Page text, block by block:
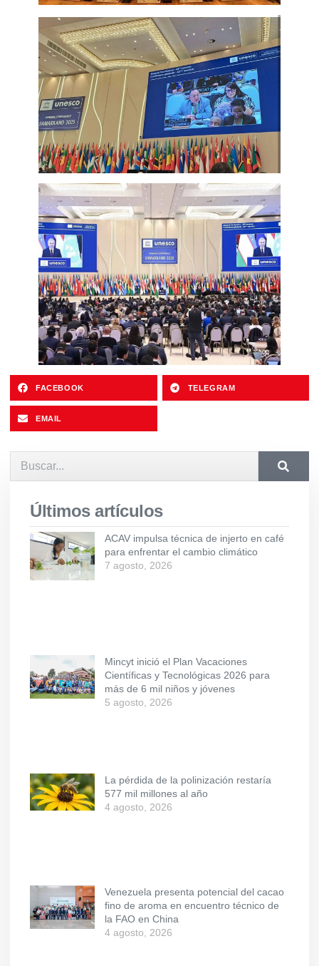
FACEBOOK TELEGRAM
EMAIL
Últimos artículos
ACAV impulsa técnica de injerto en café
para enfrentar el cambio climático
7 agosto, 2026
Mincyt inició el Plan Vacaciones
Científicas y Tecnológicas 2026 para
más de 6 mil niños y jóvenes
5 agosto, 2026
La pérdida de la polinización restaría
577 mil millones al año
4 agosto, 2026
Venezuela presenta potencial del cacao
fino de aroma en encuentro técnico de
la FAO en China
4 agosto, 2026